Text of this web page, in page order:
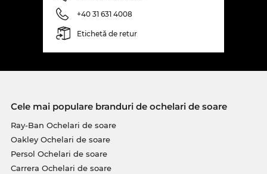
+40 31 631 4008
Etichetă de retur
Cele mai populare branduri de ochelari de soare
Ray-Ban Ochelari de soare
Oakley Ochelari de soare
Persol Ochelari de soare
Carrera Ochelari de soare